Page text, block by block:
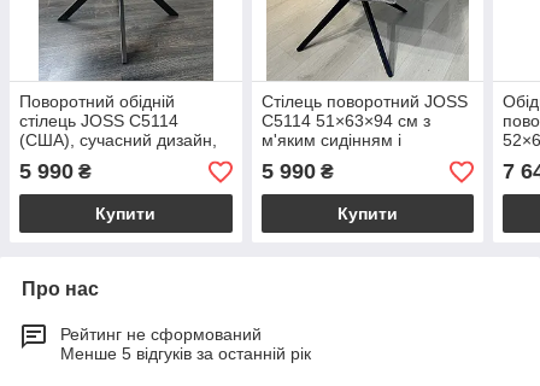
Поворотний обідній
стілець JOSS C5114
(США), сучасний дизайн,
51×63×94 см
5 990 ₴
Купити
Стілець поворотний JOSS
C5114 51×63×94 см з
м'яким сидінням і
металевим каркасом —
модний і ергономічний
вибір для дому та HoReCa
5 990₴
Купити
7
Про нас
Рейтинг не сформований
Менше 5 відгуків за останній рік